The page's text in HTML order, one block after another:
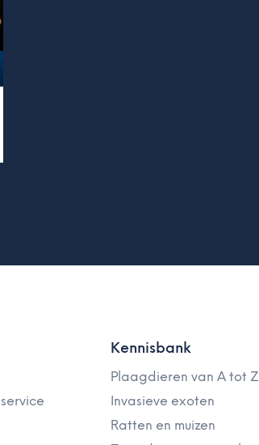
Kennisbank
Plaagdieren van A tot Z
Invasieve exoten
Ratten en muizen